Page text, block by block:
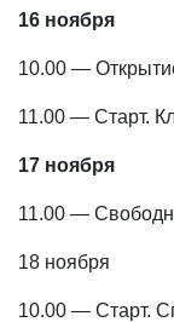
16 ноября
10.00 —
11.00 — Старт.
17 ноября
11.00 —
18 ноября
10.00 — Старт.